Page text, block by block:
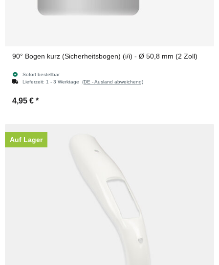
90° Bogen kurz (Sicherheitsbogen) (i/i) - Ø 50,8 mm (2 Zoll)
Sofort bestellbar
Lieferzeit: 1 - 3 Werktage (DE - Ausland abweichend)
4,95 € *
Auf Lager